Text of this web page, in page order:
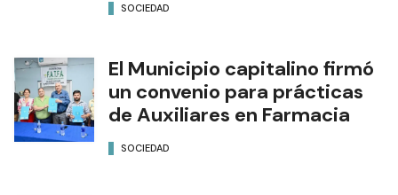
SOCIEDAD
El Municipio capitalino firmó
un convenio para prácticas
de Auxiliares en Farmacia
SOCIEDAD